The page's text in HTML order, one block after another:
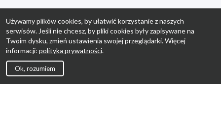
Używamy plików cookies, by ułatwić korzystanie z naszych
serwisów. Jeśli nie chcesz, by pliki cookies były zapisywane na
Twoim dysku, zmień ustawienia swojej przeglądarki. Więcej
informacji: polityka prywatności.
Ok, rozumiem